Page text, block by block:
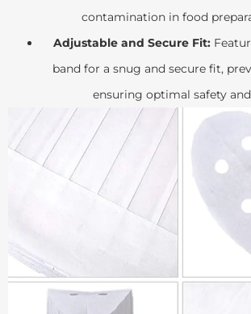
contamination in food
Adjustable and Secure Fit:
band for a snug and secure fit,
ensuring optimal safety